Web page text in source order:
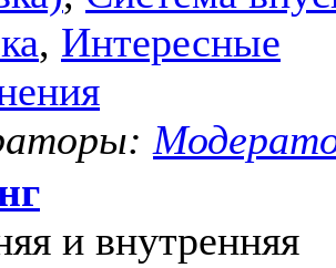
, Интересные
и внутренняя